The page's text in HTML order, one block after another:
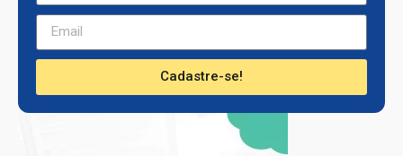
Cadastre-se!